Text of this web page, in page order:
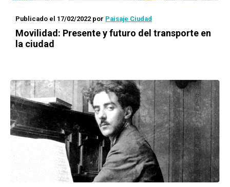
Publicado el 17/02/2022 por Paisaje Ciudad
Movilidad: Presente y futuro del transporte en
la ciudad